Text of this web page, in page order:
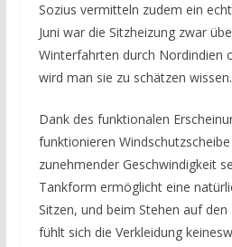
Sozius vermitteln zudem ein
Juni war die Sitzheizung zwar
Winterfahrten durch Nordindien
wird man sie zu schätzen wissen.
Dank des funktionalen
funktionieren
zunehmender Geschwindigkeit
Tankform ermöglicht eine
Sitzen, und beim Stehen auf
fühlt sich die Verkleidung